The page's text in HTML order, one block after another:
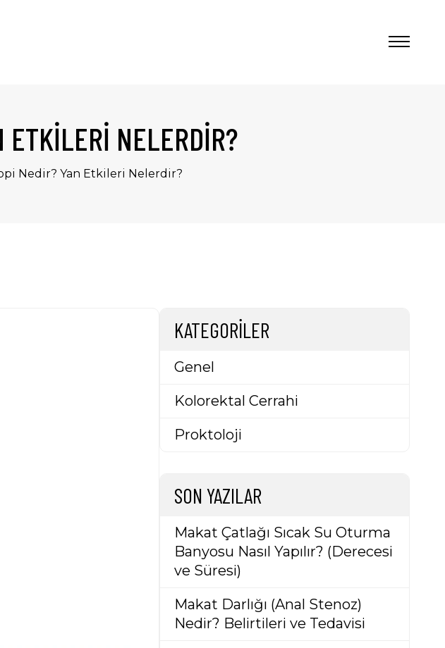
ETKILERI NELERDIR?
Nedir? Yan Etkileri Nelerdir?
KATEGORILER
Genel
Kolorektal Cerrahi
Proktoloji
SON YAZILAR
Makat Çatlağı Sıcak Su Oturma
Banyosu Nasıl Yapılır? (Derecesi
ve Süresi)
Makat Darlığı (Anal Stenoz)
Nedir? Belirtileri ve Tedavisi